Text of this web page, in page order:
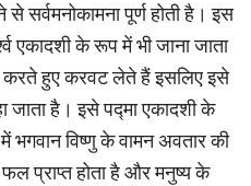
सर्वमनोकामना पूर्ण होती है। इस
एकादशी के रूप में भी जाना जाता
करते हुए करवट लेते हैं इसलिए इसे
जाता है। इसे पद्मा एकादशी के
भगवान विष्णु के वामन अवतार की
प्राप्त होता है और मनुष्य के